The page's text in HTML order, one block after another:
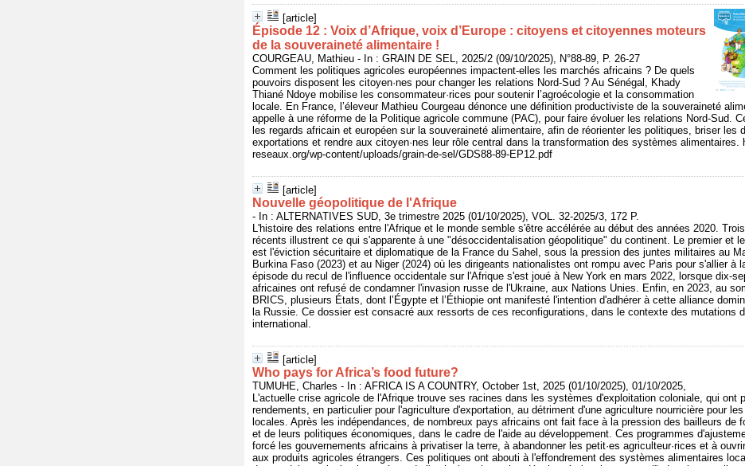
[article]
Épisode 12 : Voix d’Afrique, voix d’Europe : citoyens et citoyennes moteurs
de la souveraineté alimentaire !
COURGEAU, Mathieu - In : GRAIN DE SEL, 2025/2 (09/10/2025), N°88-89, P. 26-27
Comment les politiques agricoles européennes impactent-elles les marchés africains ? De quels
pouvoirs disposent les citoyen·nes pour changer les relations Nord-Sud ? Au Sénégal, Khady
Thiané Ndoye mobilise les consommateur·rices pour soutenir l’agroécologie et la consommation
locale. En France, l’éleveur Mathieu Courgeau dénonce une définition productiviste de la souveraineté
appelle à une réforme de la Politique agricole commune (PAC), pour faire évoluer les relations Nord-Sud.
les regards africain et européen sur la souveraineté alimentaire, afin de réorienter les politiques, briser les
exportations et rendre aux citoyen·nes leur rôle central dans la transformation des systèmes alimentaires.
reseaux.org/wp-content/uploads/grain-de-sel/GDS88-89-EP12.pdf
[article]
Nouvelle géopolitique de l'Afrique
- In : ALTERNATIVES SUD, 3e trimestre 2025 (01/10/2025), VOL. 32-2025/3, 172 P.
L'histoire des relations entre l'Afrique et le monde semble s'être accélérée au début des années 2020.
récents illustrent ce qui s'apparente à une "désoccidentalisation géopolitique" du continent. Le premier et
est l'éviction sécuritaire et diplomatique de la France du Sahel, sous la pression des juntes militaires au
Burkina Faso (2023) et au Niger (2024) où les dirigeants nationalistes ont rompu avec Paris pour s'allier à
épisode du recul de l'influence occidentale sur l'Afrique s'est joué à New York en mars 2022, lorsque dix-
africaines ont refusé de condamner l'invasion russe de l'Ukraine, aux Nations Unies. Enfin, en 2023, au
BRICS, plusieurs États, dont l’Égypte et l’Éthiopie ont manifesté l'intention d'adhérer à cette alliance
la Russie. Ce dossier est consacré aux ressorts de ces reconfigurations, dans le contexte des mutations
international.
[article]
Who pays for Africa’s food future?
TUMUHE, Charles - In : AFRICA IS A COUNTRY, October 1st, 2025 (01/10/2025), 01/10/2025,
L'actuelle crise agricole de l'Afrique trouve ses racines dans les systèmes d'exploitation coloniale, qui ont
rendements, en particulier pour l'agriculture d'exportation, au détriment d'une agriculture nourricière pour
locales. Après les indépendances, de nombreux pays africains ont fait face à la pression des bailleurs de
et de leurs politiques économiques, dans le cadre de l'aide au développement. Ces programmes
forcé les gouvernements africains à privatiser la terre, à abandonner les petit·es agriculteur·rices et à
aux produits agricoles étrangers. Ces politiques ont abouti à l'effondrement des systèmes alimentaires